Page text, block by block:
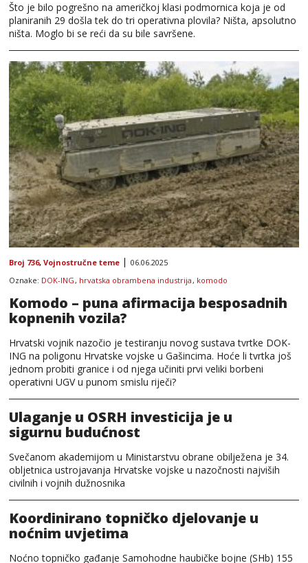
Što je bilo pogrešno na američkoj klasi podmornica koja je od
planiranih 29 došla tek do tri operativna plovila? Ništa, apsolutno
ništa. Moglo bi se reći da su bile savršene.
Broj 736, Vojnostručne teme
06.06.2025
Oznake: DOK-ING, hrvatska obrambena industrija, komodo
Komodo – puna afirmacija besposadnih
kopnenih vozila?
Hrvatski vojnik nazočio je testiranju novog sustava tvrtke DOK-
ING na poligonu Hrvatske vojske u Gašincima. Hoće li tvrtka još
jednom probiti granice i od njega učiniti prvi veliki borbeni
operativni UGV u punom smislu riječi?
Ulaganje u OSRH investicija je u
sigurnu budućnost
Svečanom akademijom u Ministarstvu obrane obilježena je 34.
obljetnica ustrojavanja Hrvatske vojske u nazočnosti najviših
civilnih i vojnih dužnosnika
Koordinirano topničko djelovanje u
noćnim uvjetima
Noćno topničko gađanje Samohodne haubičke bojne (SHb) 155